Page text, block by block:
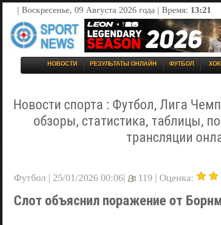
| Воскресенье, 09 Августа 2026 года | Время: 13:21
НОВОСТИ РЕЗУЛЬТАТЫ ОНЛАЙН ФУТБОЛ
Новости спорта : Футбол, Лига
обзоры, статистика, таблицы,
трансляции
Футбол | 25/01/2026 00:06| 119 | Оценка:
Слот объяснил поражение от